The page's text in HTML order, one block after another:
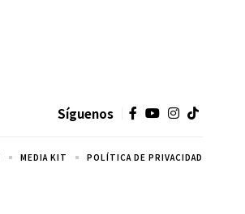
Síguenos
MEDIA KIT POLÍTICA DE PRIVACIDAD